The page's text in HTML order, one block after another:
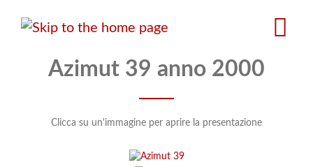
al
principale
Azimut 39 anno 2000
Clicca su un'immagine per aprire la presentazione